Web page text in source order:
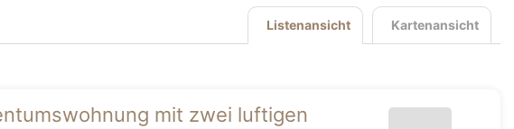
Kartenansicht
Listenansicht
mit zwei luftigen